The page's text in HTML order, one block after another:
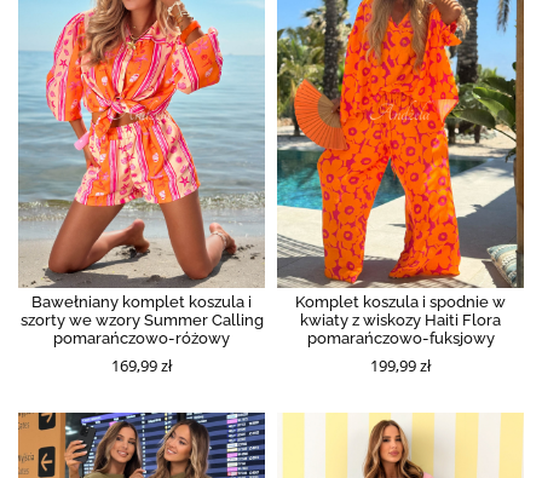
Bawełniany komplet koszula i
szorty we wzory Summer Calling
pomarańczowo-różowy
169,99 zł
Komplet koszula i spodnie w
kwiaty z wiskozy Haiti Flora
pomarańczowo-fuksjowy
199,99 zł